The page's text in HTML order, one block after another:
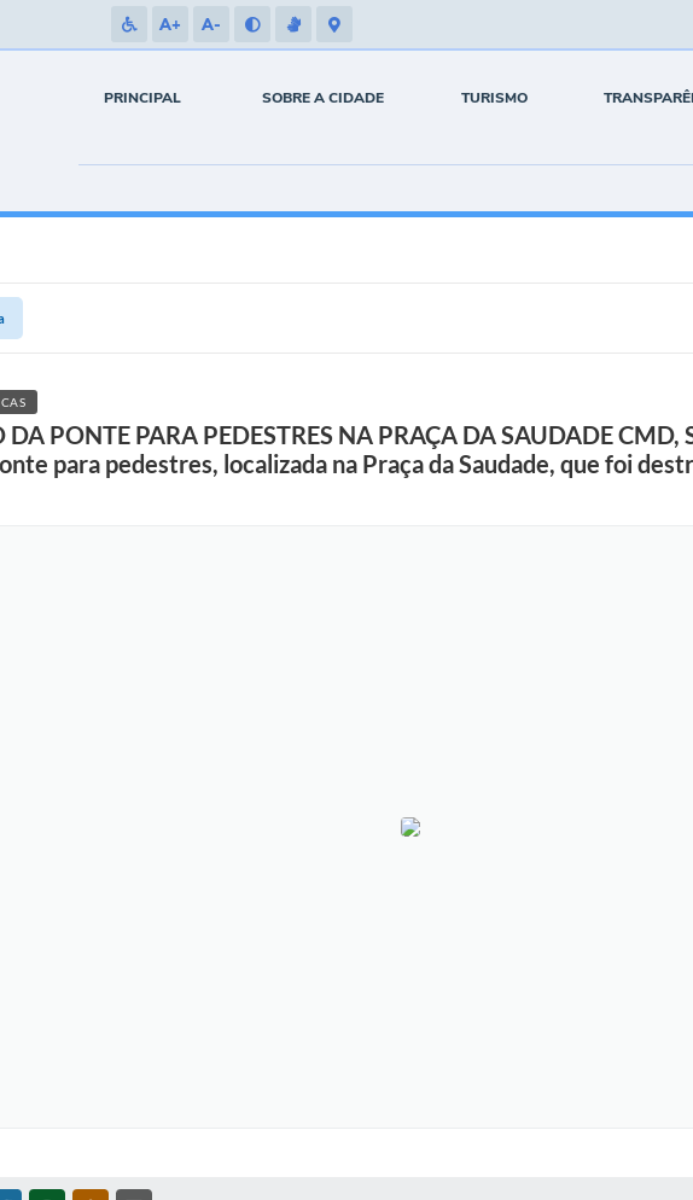
A+ A-
PRINCIPAL SOBRE A CIDADE TURISMO
DA PONTE PARA PEDESTRES NA PRAÇA DA SAUDADE CMD,
para pedestres, localizada na Praça da Saudade, que foi